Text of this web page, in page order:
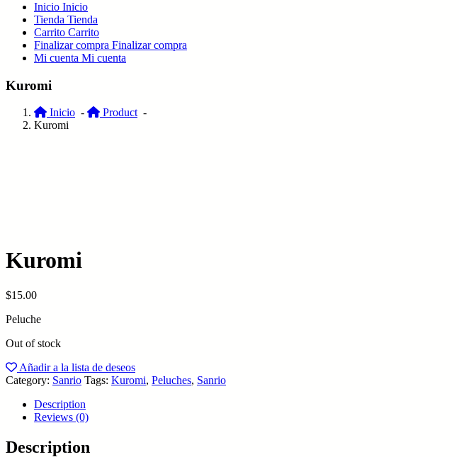
Inicio Inicio
Tienda Tienda
Carrito Carrito
Finalizar compra Finalizar compra
Mi cuenta Mi cuenta
Kuromi
Inicio - Product-
Kuromi
Kuromi
$15.00
Peluche
Out of stock
Añadir a la lista de deseos
Category: Sanrio Tags: Kuromi, Peluches, Sanrio
Description
Reviews (0)
Description